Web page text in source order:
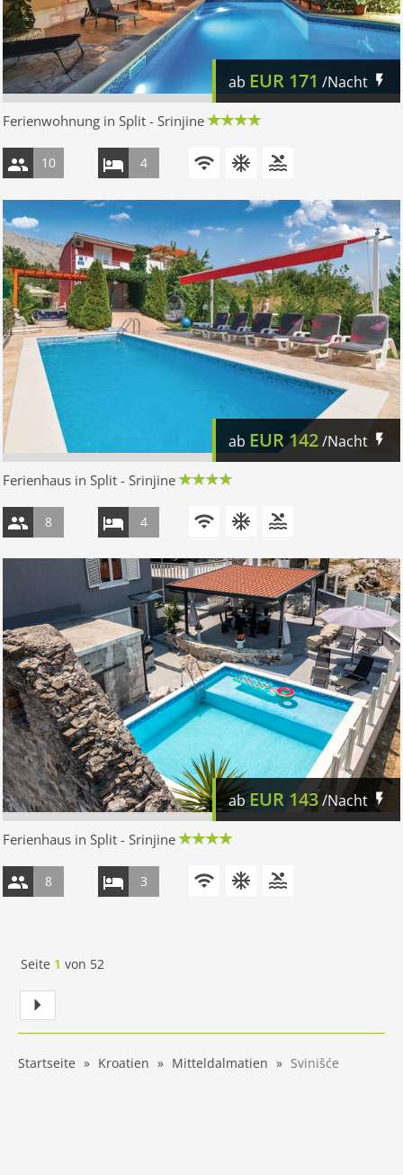
ab EUR 171 /Nacht
Ferienwohnung in Split - Srinjine
10 4
ab EUR142/Nacht
Ferienhaus in Split - Srinjine
8 4
abEUR143/Nacht
Ferienhaus in Split - Srinjine
8 3
Seite 1 von 52
Startseite Kroatien Mitteldalmatien Svinišće